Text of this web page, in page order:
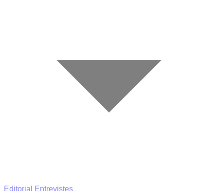
Editorial
Entrevistes